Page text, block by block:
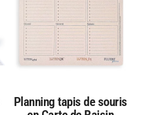
Planning tapis de souris